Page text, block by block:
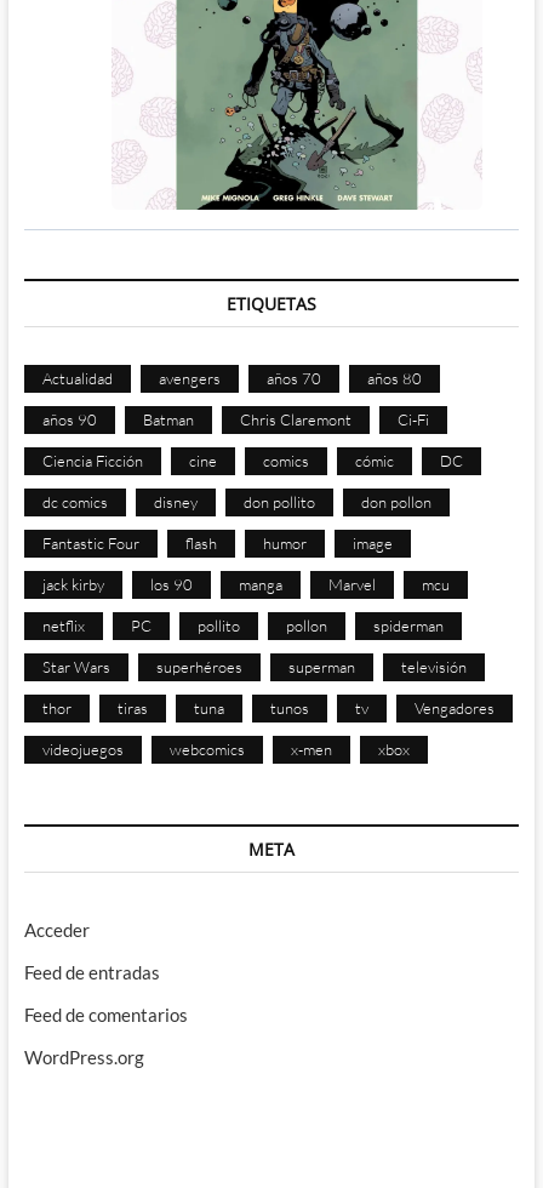
ETIQUETAS
Actualidad avengers años 70 años 80
años 90 Batman Chris Claremont Ci-Fi
Ciencia Ficción cine comics cómic DC
dc comics disney don pollito don pollon
Fantastic Four flash humor image
jack kirby los 90 manga Marvel mcu
netflix PC pollito pollon spiderman
Star Wars superhéroes superman televisión
thor tiras tuna tunos tv Vengadores
videojuegos webcomics x-men xbox
META
Acceder
Feed de entradas
Feed de comentarios
WordPress.org